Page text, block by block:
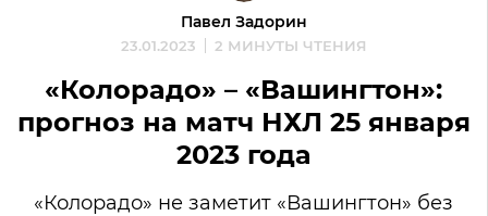
Павел Задорин
23.01.2023 2 МИНУТЫ ЧТЕНИЯ
«Колорадо» – «Вашингтон»:
прогноз на матч НХЛ 25 января
2023 года
«Колорадо» не заметит «Вашингтон» без